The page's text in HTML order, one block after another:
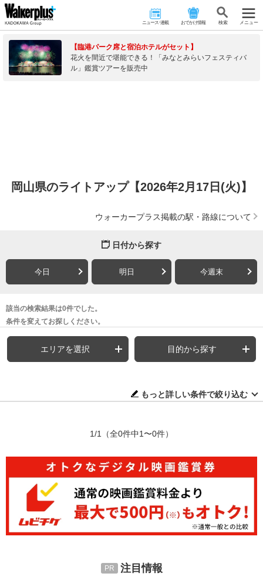
ニュース･連載 おでかけ情報 検 索 メニュー
【臨港パーク席と宿泊ホテルがセット】
花火を間近で堪能できる！「みなとみらいフェスティバ
ル」鑑賞ツアーを販売中
岡山県のライトアップ【2026年2月17日(火)】
ウォーカープラス掲載の駅・路線について
日付から探す
今日 明日 今週末
該当の検索結果は0件でした。
条件を変えてお探しください。
エリアを選択 目的から探す
もっと詳しい条件で絞り込む
1/1 （全0件中1〜0件）
注目情報